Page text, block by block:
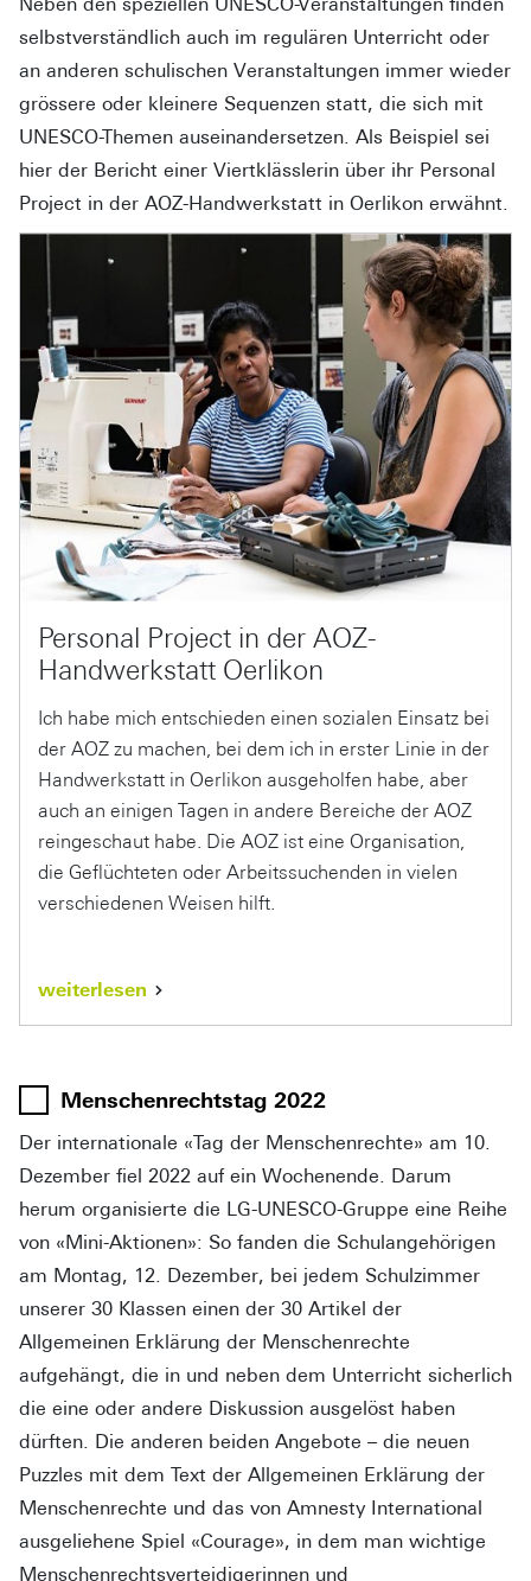
selbstverständlich auch im regulären Unterricht oder
an anderen schulischen Veranstaltungen immer wieder
grössere oder kleinere Sequenzen statt, die sich mit
UNESCO-Themen auseinandersetzen. Als Beispiel sei
hier der Bericht einer Viertklässlerin über ihr Personal
Project in der AOZ-Handwerkstatt in Oerlikon erwähnt.
Personal Project in der AOZ-
Handwerkstatt Oerlikon
Ich habe mich entschieden einen sozialen Einsatz bei
der AOZ zu machen, bei dem ich in erster Linie in der
Handwerkstatt in Oerlikon ausgeholfen habe, aber
auch an einigen Tagen in andere Bereiche der AOZ
reingeschaut habe. Die AOZ ist eine Organisation,
die Geflüchteten oder Arbeitssuchenden in vielen
verschiedenen Weisen hilft.
weiterlesen
Menschenrechtstag 2022
Der internationale «Tag der Menschenrechte» am 10.
Dezember fiel 2022 auf ein Wochenende. Darum
herum organisierte die LG-UNESCO-Gruppe eine Reihe
von «Mini-Aktionen»: So fanden die Schulangehörigen
am Montag, 12. Dezember, bei jedem Schulzimmer
unserer 30 Klassen einen der 30 Artikel der
Allgemeinen Erklärung der Menschenrechte
aufgehängt, die in und neben dem Unterricht sicherlich
die eine oder andere Diskussion ausgelöst haben
dürften. Die anderen beiden Angebote – die neuen
Puzzles mit dem Text der Allgemeinen Erklärung der
Menschenrechte und das von Amnesty International
ausgeliehene Spiel «Courage», in dem man wichtige
Menschenrechtsverteidigerinnen und